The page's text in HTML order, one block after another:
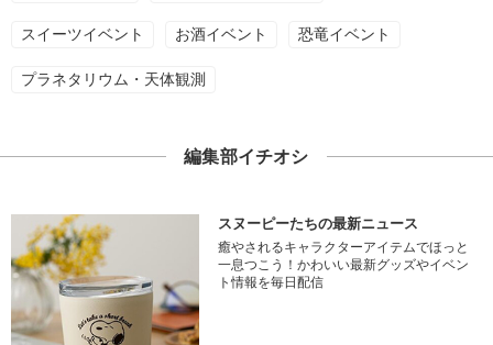
スイーツイベント お酒イベント 恐竜イベント
プラネタリウム・天体観測
編集部イチオシ
スヌーピーたちの最新ニュース
癒やされるキャラクターアイテムでほっと
一息つこう！かわいい最新グッズやイベン
ト情報を毎日配信